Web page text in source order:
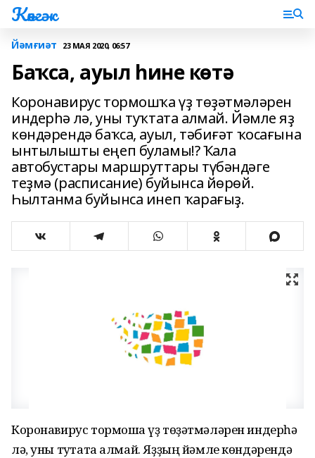
Көнгәк
Йәмғиәт 23 МАЯ 2020, 06:57
Баҡса, ауыл һине көтә
Коронавирус тормошҡа үҙ төҙәтмәләрен
индерһә лә, уны туҡтата алмай. Йәмле яҙ
көндәрендә баҡса, ауыл, тәбиғәт ҡосағына
ынтылышты еңеп буламы!? Ҡала
автобустары маршруттары түбәндәге
теҙмә (расписание) буйынса йөрөй.
Һылтанма буйынса инеп ҡарағыҙ.
Коронавирус тормошҡа үҙ төҙәтмәләрен индерһә
лә, уны туҡтата алмай. Яҙҙың йәмле көндәрендә